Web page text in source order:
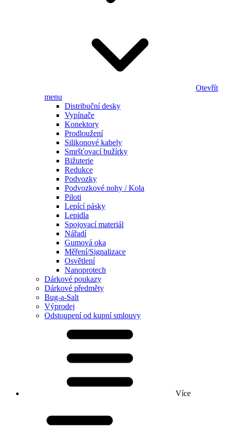
Otevřít
menu
Distribuční desky
Vypínače
Konektory
Prodloužení
Silikonové kabely
Smršťovací bužírky
Bižuterie
Redukce
Podvozky
Podvozkové nohy / Kola
Piloti
Lepící pásky
Lepidla
Spojovací materiál
Nářadí
Gumová oka
Měření/Signalizace
Osvětlení
Nanoprotech
Dárkové poukazy
Dárkové předměty
Bug-a-Salt
Výprodej
Odstoupení od kupní smlouvy
Více